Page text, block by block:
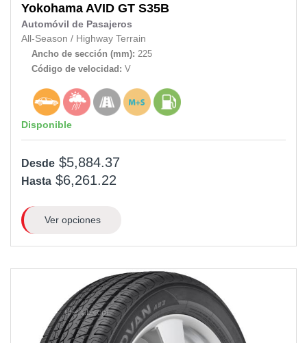
Yokohama AVID GT S35B
Automóvil de Pasajeros
All-Season / Highway Terrain
Ancho de sección (mm): 225
Código de velocidad: V
Disponible
Desde $5,884.37
Hasta $6,261.22
Ver opciones